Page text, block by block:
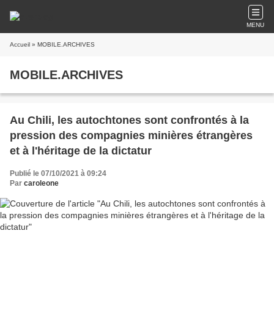
MENU
Accueil » MOBILE.ARCHIVES
MOBILE.ARCHIVES
Au Chili, les autochtones sont confrontés à la
pression des compagnies minières étrangères
et à l'héritage de la dictatur
Publié le 07/10/2021 à 09:24
Par caroleone